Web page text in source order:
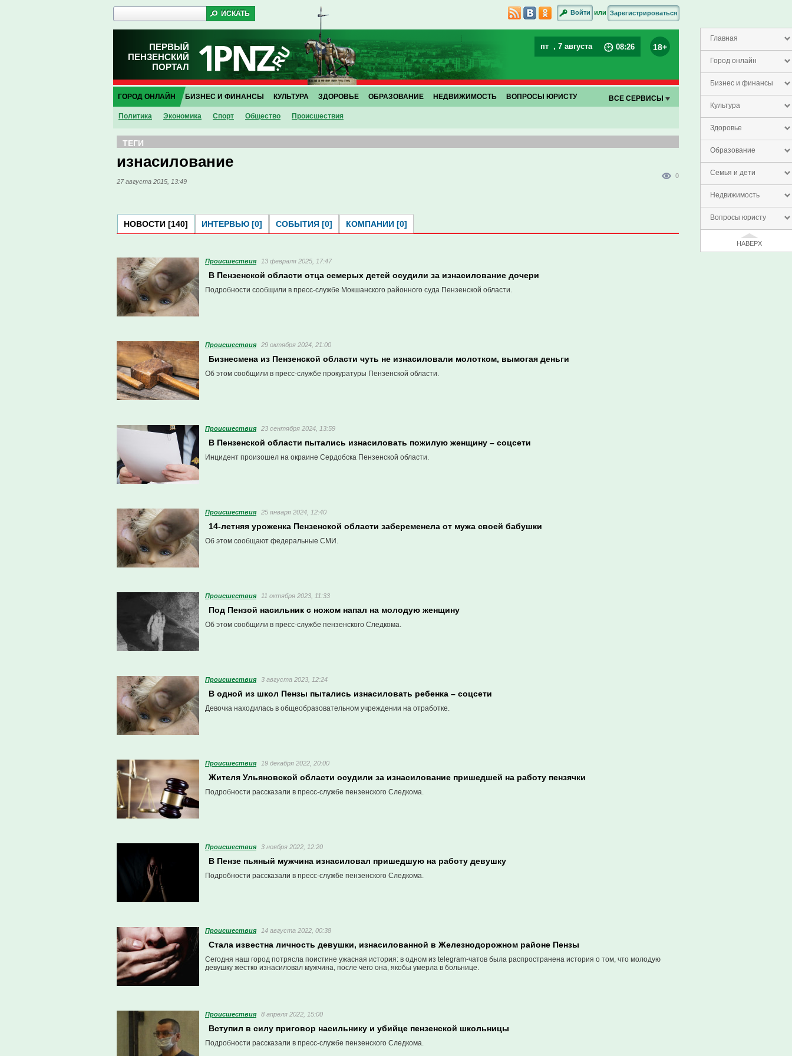
Главная
Город онлайн
Бизнес и финансы
Культура
Здоровье
Образование
Семья и дети
Недвижимость
Вопросы юристу
НАВЕРХ
Войти или Зарегистрироваться
ПЕРВЫЙ
ПЕНЗЕНСКИЙ
ПОРТАЛ
пт , 7 августа 08:26 18+
ГОРОД ОНЛАЙН
Политика Экономика Спорт Общество Проиcшествия
БИЗНЕС И ФИНАНСЫ КУЛЬТУРА ЗДОРОВЬЕ ОБРАЗОВАНИЕ НЕДВИЖИМОСТЬ ВОПРОСЫ ЮРИСТУ ВСЕ СЕРВИСЫ
ТЕГИ
изнасилование
27 августа 2015, 13:49
0
НОВОСТИ [140] ИНТЕРВЬЮ [0] СОБЫТИЯ [0] КОМПАНИИ [0]
Проиcшествия 13 февраля 2025, 17:47
В Пензенской области отца семерых детей осудили за изнасилование дочери
Подробности сообщили в пресс-службе Мокшанского районного суда Пензенской области.
Проиcшествия 29 октября 2024, 21:00
Бизнесмена из Пензенской области чуть не изнасиловали молотком, вымогая деньги
Об этом сообщили в пресс-службе прокуратуры Пензенской области.
Проиcшествия 23 сентября 2024, 13:59
В Пензенской области пытались изнасиловать пожилую женщину – соцсети
Инцидент произошел на окраине Сердобска Пензенской области.
Проиcшествия 25 января 2024, 12:40
14-летняя уроженка Пензенской области забеременела от мужа своей бабушки
Об этом сообщают федеральные СМИ.
Проиcшествия 11 октября 2023, 11:33
Под Пензой насильник с ножом напал на молодую женщину
Об этом сообщили в пресс-службе пензенского Следкома.
Проиcшествия 3 августа 2023, 12:24
В одной из школ Пензы пытались изнасиловать ребенка – соцсети
Девочка находилась в общеобразовательном учреждении на отработке.
Проиcшествия 19 декабря 2022, 20:00
Жителя Ульяновской области осудили за изнасилование пришедшей на работу пензячки
Подробности рассказали в пресс-службе пензенского Следкома.
Проиcшествия 3 ноября 2022, 12:20
В Пензе пьяный мужчина изнасиловал пришедшую на работу девушку
Подробности рассказали в пресс-службе пензенского Следкома.
Проиcшествия 14 августа 2022, 00:38
Стала известна личность девушки, изнасилованной в Железнодорожном районе Пензы
Сегодня наш город потрясла поистине ужасная история: в одном из telegram-чатов была распространена история о том, что молодую
девушку жестко изнасиловал мужчина, после чего она, якобы умерла в больнице.
Проиcшествия 8 апреля 2022, 15:00
Вступил в силу приговор насильнику и убийце пензенской школьницы
Подробности рассказали в пресс-службе пензенского Следкома.